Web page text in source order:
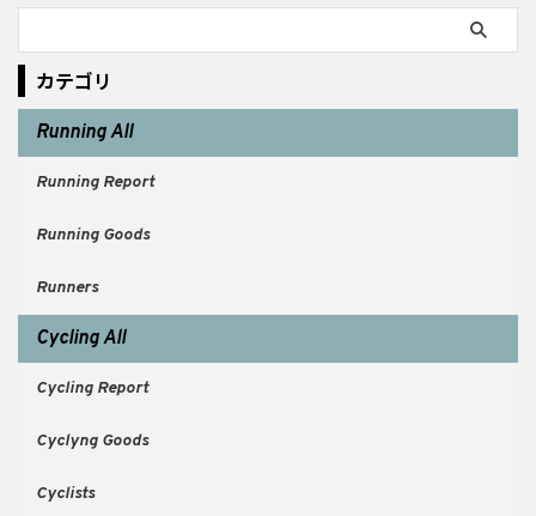
カテゴリ
Running All
Running Report
Running Goods
Runners
Cycling All
Cycling Report
Cyclyng Goods
Cyclists